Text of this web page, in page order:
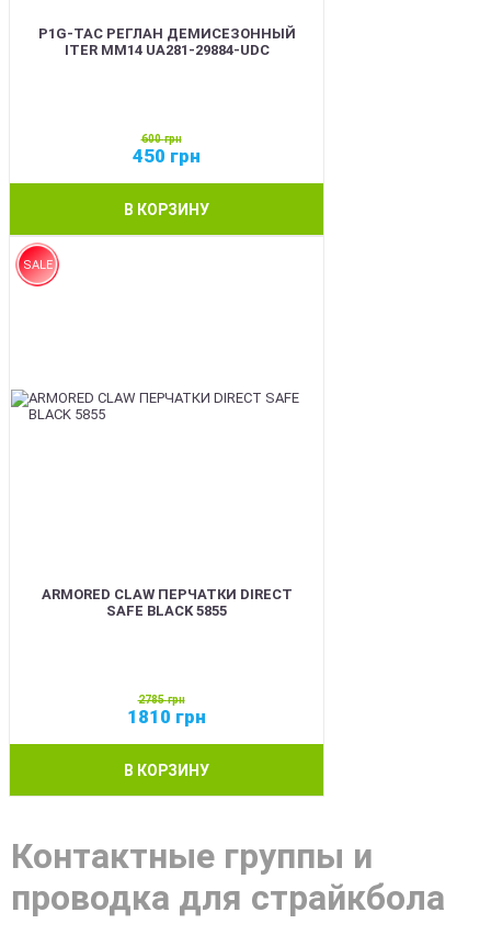
P1G-TAC РЕГЛАН ДЕМИСЕЗОННЫЙ
ITER ММ14 UA281-29884-UDC
600грн
450 грн
В КОРЗИНУ
SALE
ARMORED CLAW ПЕРЧАТКИ DIRECT
SAFE BLACK 5855
2785грн
1810 грн
В КОРЗИНУ
Контактные группы и
проводка для страйкбола